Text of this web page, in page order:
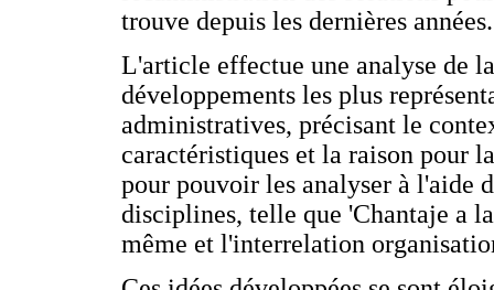
trouve depuis les dernières années.
L'article effectue une analyse de
développements les plus
administratives, précisant le
caractéristiques et la raison pour
pour pouvoir les analyser à l'aide
disciplines, telle que 'Chantaje a
même et l'interrelation